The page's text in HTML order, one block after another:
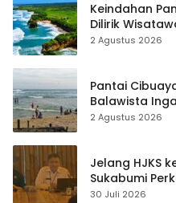
Keindahan
Dilirik
2 Agustus 2026
Pantai
Balawista
Waspada
2 Agustus 2026
Jelang HJKS
Sukabumi
Publikasi Digital
30 Juli 2026